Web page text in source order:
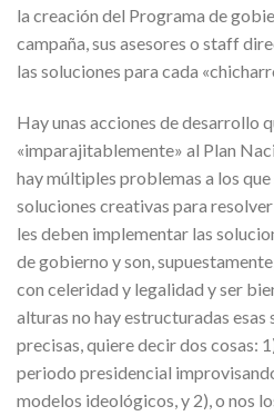
la creación del Programa de
campaña, sus asesores o staff
las soluciones para cada
Hay unas acciones de desarrollo
«imparajitablemente» al Plan
hay múltiples problemas a los
soluciones creativas para
les deben implementar las
de gobierno y son,
con celeridad y legalidad y ser
alturas no hay estructuradas esas
precisas, quiere decir dos cosas:
periodo presidencial
modelos ideológicos, y 2), o nos